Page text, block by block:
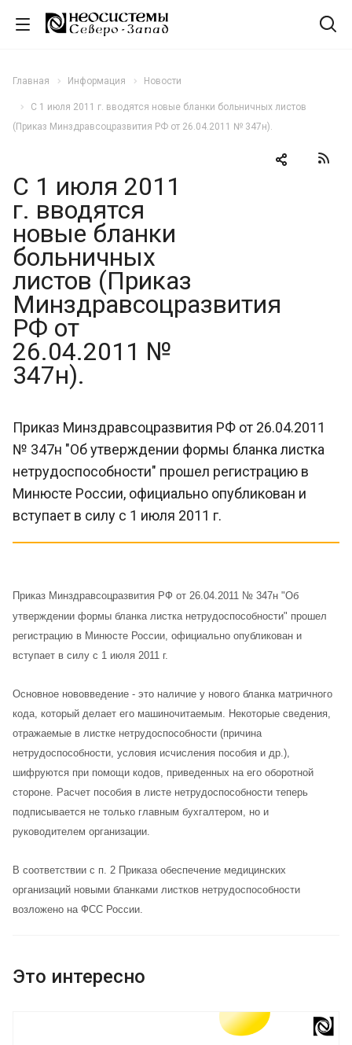
Главная Информация Новости
С 1 июля 2011 г. вводятся новые бланки больничных листов
(Приказ Минздравсоцразвития РФ от 26.04.2011 № 347н).
С 1 июля 2011
г. вводятся
новые бланки
больничных
листов (Приказ
Минздравсоцразвития
РФ от
26.04.2011 №
347н).
Приказ Минздравсоцразвития РФ от 26.04.2011
№ 347н "Об утверждении формы бланка листка
нетрудоспособности" прошел регистрацию в
Минюсте России, официально опубликован и
вступает в силу с 1 июля 2011 г.
Приказ Минздравсоцразвития РФ от 26.04.2011 № 347н "Об
утверждении формы бланка листка нетрудоспособности" прошел
регистрацию в Минюсте России, официально опубликован и
вступает в силу с 1 июля 2011 г.
Основное нововведение - это наличие у нового бланка матричного
кода, который делает его машиночитаемым. Некоторые сведения,
отражаемые в листке нетрудоспособности (причина
нетрудоспособности, условия исчисления пособия и др.),
шифруются при помощи кодов, приведенных на его оборотной
стороне. Расчет пособия в листе нетрудоспособности теперь
подписывается не только главным бухгалтером, но и
руководителем организации.
В соответствии с п. 2 Приказа обеспечение медицинских
организаций новыми бланками листков нетрудоспособности
возложено на ФСС России.
Это интересно